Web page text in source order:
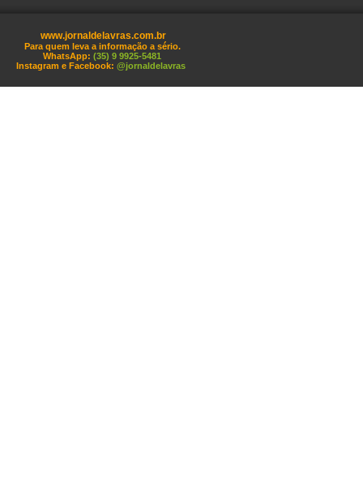
www.jornaldelavras.com.br
Para quem leva a informação a sério.
WhatsApp: (35) 9 9925-5481
Instagram e Facebook: @jornaldelavras